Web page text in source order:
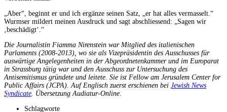
„Aber“, beginnt er und ich ergänze seinen Satz, „er hat alles vermasselt.“
Wurmser mildert meinen Ausdruck und sagt abschliessend: „Sagen wir
‚beschädigt‘.“
Die Journalistin Fiamma Nirenstein war Mitglied des italienischen
Parlaments (2008-2013), wo sie als Vizepräsidentin des Ausschusses für
auswärtige Angelegenheiten in der Abgeordnetenkammer und im Europarat
in Strassburg tätig war und den Ausschuss zur Untersuchung des
Antisemitismus gründete und leitete. Sie ist Fellow am Jerusalem Center for
Public Affairs (JCPA). Auf Englisch zuerst erschienen bei Jewish News
Syndicate. Übersetzung Audiatur-Online.
Schlagworte